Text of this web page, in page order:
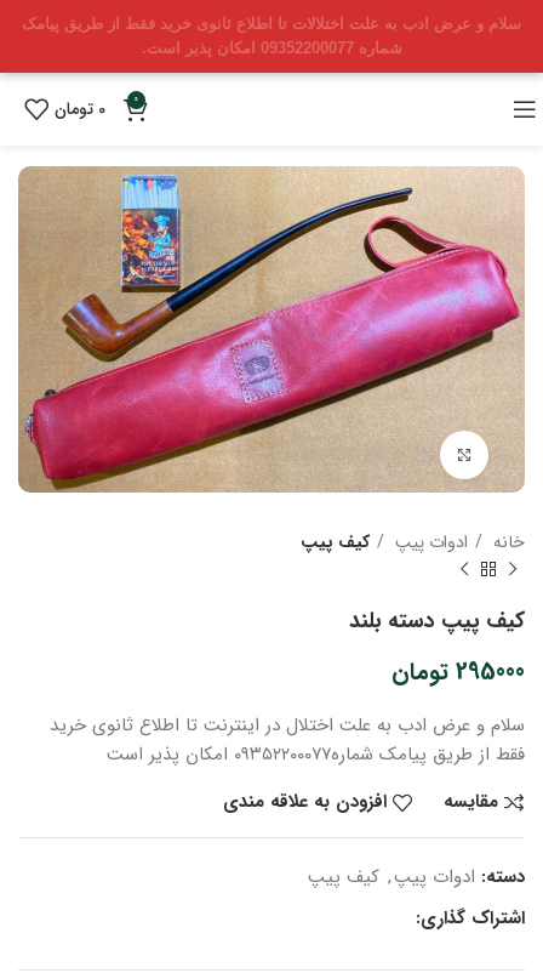
سلام و عرض ادب به علت اختلالات تا اطلاع ثانوی خرید فقط از طریق پیامک
شماره 09352200077 امکان پذیر است.
0
0 تومان
بزرگنمایی تصویر
خانه ادوات پیپ کیف پیپ
کیف پیپ دسته بلند
295000 تومان
سلام و عرض ادب به علت اختلال در اینترنت تا اطلاع ثانوی خرید
فقط از طریق پیامک شماره۰۹۳۵۲۲۰۰۰۷۷ امکان پذیر است
مقایسه
افزودن به علاقه مندی
دسته: ادوات پیپ, کیف پیپ
اشتراک گذاری: